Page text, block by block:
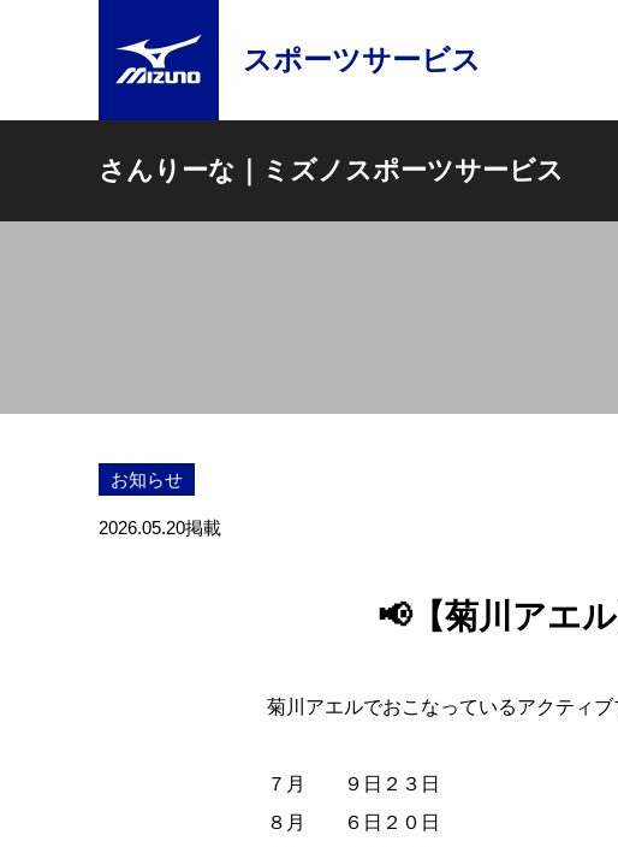
スポーツサービス
さんりーな｜ミズノスポーツサービス
お知らせ
2026.05.20掲載
📢【菊川アエ
菊川アエルでおこなっているアクティ
７月 ９日２３日
８月 ６日２０日